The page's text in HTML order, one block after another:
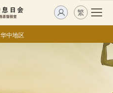
繁
华中地区